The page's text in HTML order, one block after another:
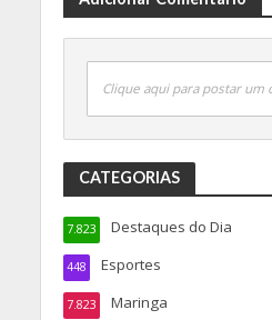
Clique aqui para postar um
CATEGORIAS
Destaques do Dia
7.823
Esportes
448
Maringa
7.823